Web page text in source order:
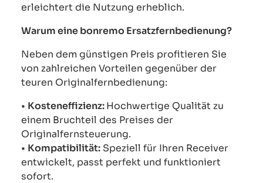
erleichtert die Nutzung erheblich.
Warum eine bonremo Ersatzfernbedienung?
Neben dem günstigen Preis profitieren Sie
von zahlreichen Vorteilen gegenüber der
teuren Originalfernbedienung:
• Kosteneffizienz:Hochwertige Qualität zu
einem Bruchteil des Preises der
Originalfernsteuerung.
• Kompatibilität: Speziell für Ihren Receiver
entwickelt, passt perfekt und funktioniert
sofort.